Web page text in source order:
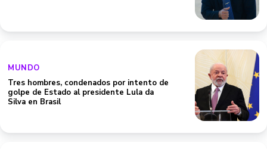
MUNDO
Tres hombres, condenados por intento de
golpe de Estado al presidente Lula da
Silva en Brasil